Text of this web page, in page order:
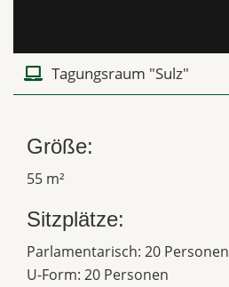
Tagungsraum "Sulz"
Größe:
55 m²
Sitzplätze:
Parlamentarisch: 20 Personen
U-Form: 20 Personen